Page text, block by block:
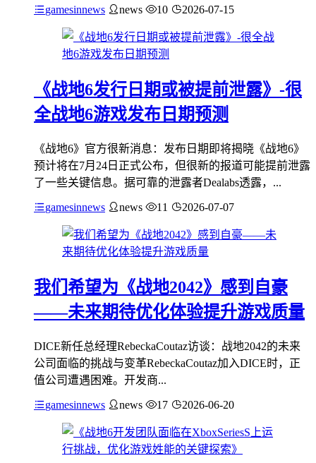
gamesinnews news 10 2026-07-15
《战地6发行日期或被提前泄露》-很
全战地6游戏发布日期预测
《战地6》官方很新消息：发布日期即将揭晓《战地6》
预计将在7月24日正式公布，但很新的报道可能提前泄露
了一些关键信息。据可靠的泄露者Dealabs透露，...
gamesinnews news 11 2026-07-07
我们希望为《战地2042》感到自豪
——未来期待优化体验提升游戏质量
DICE新任总经理RebeckaCoutaz访谈：战地2042的未来
公司面临的挑战与变革RebeckaCoutaz加入DICE时，正
值公司遭遇困难。开发商...
gamesinnews news 17 2026-06-20